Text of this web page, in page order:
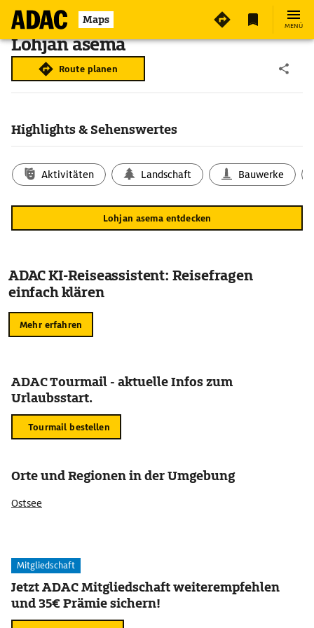
Maps MENÜ
Lohjan asema
Route planen
Highlights & Sehenswertes
Aktivitäten Landschaft Bauwerke
Lohjan asema entdecken
ADAC KI-Reiseassistent: Reisefragen
einfach klären
Mehr erfahren
ADAC Tourmail - aktuelle Infos zum
Urlaubsstart.
Tourmail bestellen
Orte und Regionen in der Umgebung
Ostsee
Mitgliedschaft
Jetzt ADAC Mitgliedschaft weiterempfehlen
und 35€ Prämie sichern!